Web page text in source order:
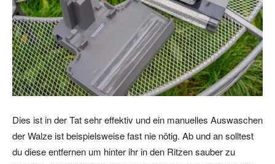
Dies ist in der Tat sehr effektiv und ein manuelles Auswaschen
der Walze ist beispielsweise fast nie nötig. Ab und an solltest
du diese entfernen um hinter ihr in den Ritzen sauber zu